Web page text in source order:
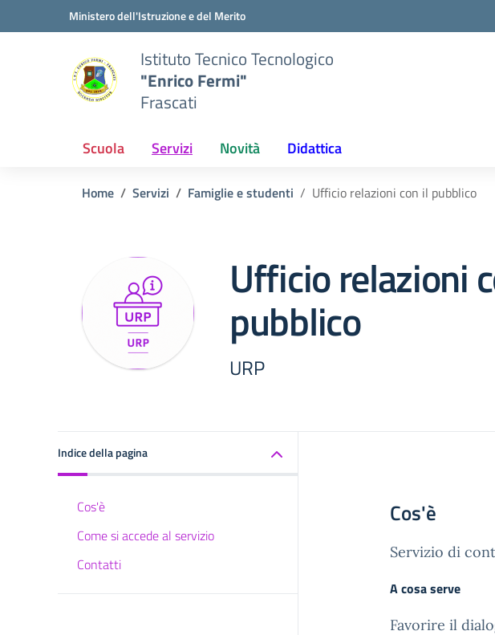
Vai ai contenuti
Vai al menu di navigazioneMinistero dell'Istruzione e del Merito
Istituto Tecnico Tecnologico
"Enrico Fermi"
Frascati
Scuola Servizi Novità Didattica
Home Servizi Famiglie e studenti Ufficio relazioni con il pubblico
Ufficio relazioni
pubblico
URP
Indice della pagina
Cos'è
Come si accede al servizio
Contatti
Cos'è
Servizio di
A cosa serve
Favorire il